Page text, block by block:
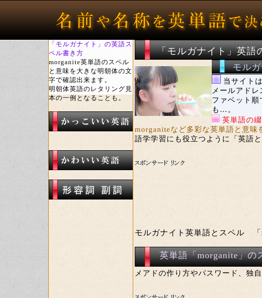
「モルガナイト」の英語ス
ペル書き方
morganite英単語のスペル
と意味を大きな明朝体の文
字で確認出来ます。
明朝体英語のレタリング見
本の一例となることも。
「モルガナイト」英語
モル
当サイト
メールアド
ファベット
も…。
英単語の
morganiteなど多彩な英単語と意味
語学学習にも役立つように「英語
モルガナイト英単語とスペル 「
英単語「morganite」の
メアドの作り方やパスワード、独